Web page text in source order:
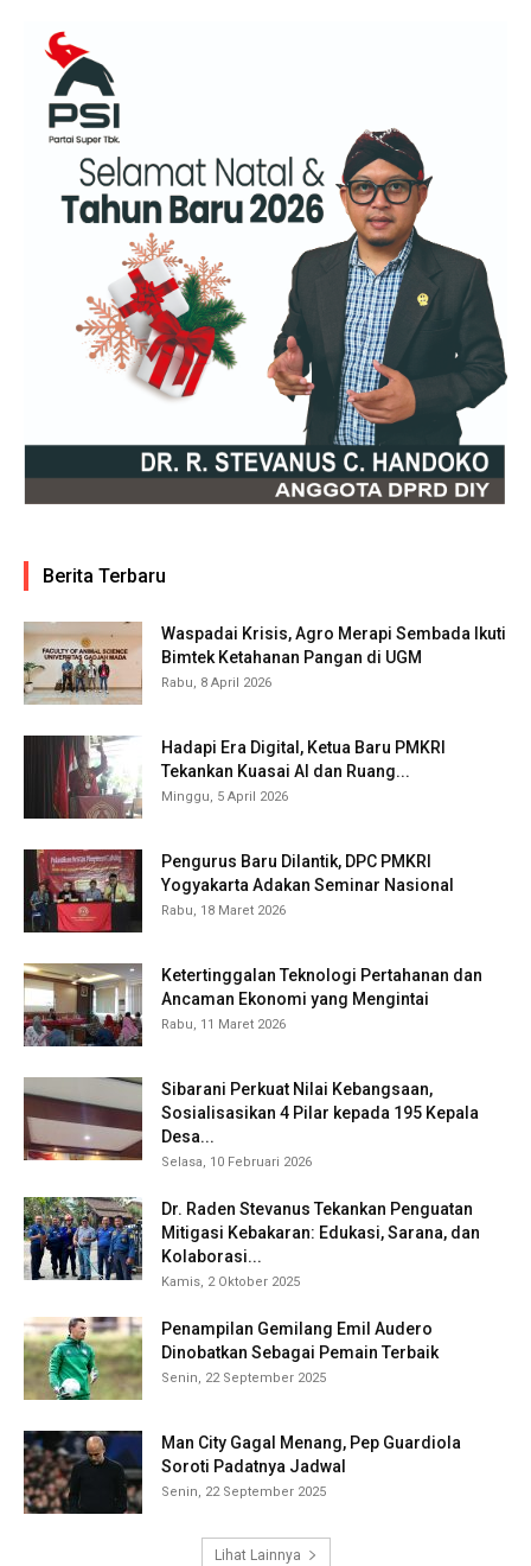
Berita Terbaru
Waspadai Krisis, Agro Merapi Sembada Ikuti
Bimtek Ketahanan Pangan di UGM
Rabu, 8 April 2026
Hadapi Era Digital, Ketua Baru PMKRI
Tekankan Kuasai AI dan Ruang...
Minggu, 5 April 2026
Pengurus Baru Dilantik, DPC PMKRI
Yogyakarta Adakan Seminar Nasional
Rabu, 18 Maret 2026
Ketertinggalan Teknologi Pertahanan dan
Ancaman Ekonomi yang Mengintai
Rabu, 11 Maret 2026
Sibarani Perkuat Nilai Kebangsaan,
Sosialisasikan 4 Pilar kepada 195 Kepala
Desa...
Selasa, 10 Februari 2026
Dr. Raden Stevanus Tekankan Penguatan
Mitigasi Kebakaran: Edukasi, Sarana, dan
Kolaborasi...
Kamis, 2 Oktober 2025
Penampilan Gemilang Emil Audero
Dinobatkan Sebagai Pemain Terbaik
Senin, 22 September 2025
Man City Gagal Menang, Pep Guardiola
Soroti Padatnya Jadwal
Senin, 22 September 2025
Lihat Lainnya